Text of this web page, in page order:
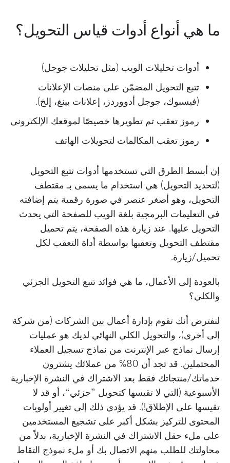
ما هي أنواع أدوات قياس التحويل؟
أدوات تحليلات الويب (مثل تحليلات جوجل)
تتبع التحويل المضمّن على منصات الإعلانات
(فيسبوك، جوجل أدووردز، إعلانات بينغ، إلخ).
رموز تعقب تم تطويرها خصيصًا لموقعك الإلكتروني
رموز تعقب المكالمات لتحويلات الهاتف
إن أبسط الطرق التي تستخدمها أدوات تتبع التحويل
(لتحديد التحويل) هي استخدام ما يسمى بـ مقتطف
التحويل، وهو أصغر عنصر في صورة رقمية يتم إضافته
في التعليمات البرمجية بلغة الويب للصفحة التي يحدث
التحويل عليها. عند زيارة هذه الصفحة، يتم تحميل
مقتطف التحويل وتعقبها بواسطة أداة التعقب لكل
تحميل/زيارة.
بالعودة إلى الأعمال، ما هي فوائد تتبع التحويل الجزئي
والكلي؟
لنفترض أنك تقوم بإدارة أعمال بين الشركات (من شركة
إلى أخرى)، والتحويل الكلي النهائي لديك هو عمليات
إرسال نماذج عبر الإنترنت من نماذج تسجيل العملاء
المحتملين. قد تجد أن 80% من عملائك يشترون
خدماتك/منتجاتك فقط بعد الاشتراك في النشرة الإخبارية
الأسبوعية (التي لا تقيسها كتحويل ”جزئي“، أو قد لا
تقيسها على الإطلاق!). قد يؤدي ذلك إلى تغيير أولويات
المحتوى للتركيز بشكل أكبر على تشجيع المستخدمين
على ملء حقل الاشتراك في النشرة الإخبارية، بدلاً من
محاولتك للطلب منهم الاتصال بك أو ملء نموذج التقاط